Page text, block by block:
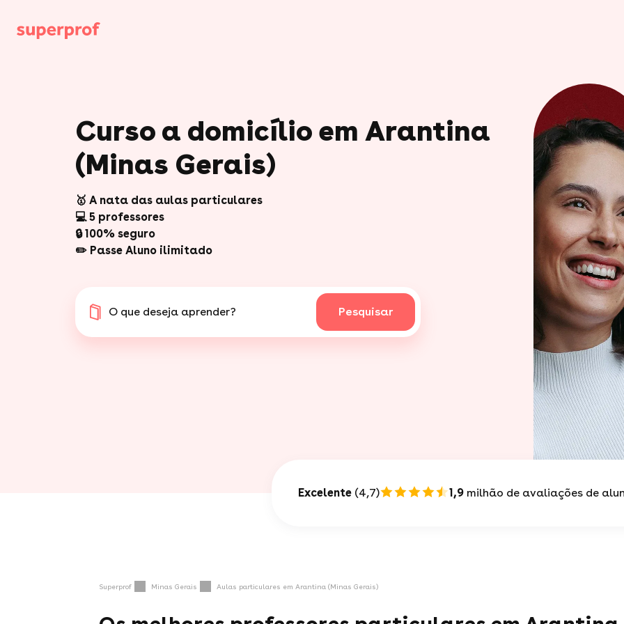
Curso a domicílio em Arantina
(Minas Gerais)
🥇 A nata das aulas particulares
💻 5 professores
🔒 100% seguro
✏️ Passe Aluno ilimitado
O que deseja aprender? Pesquisar
Excelente (4,7) 1,9 milhão de avaliações de
Superprof Minas Gerais Aulas particulares em Arantina (Minas Gerais)